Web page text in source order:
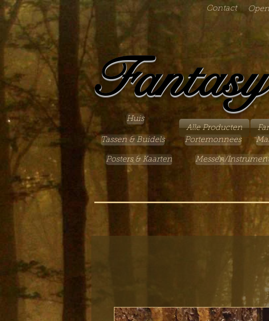
Contact
Huis
Alle Producten
Tassen & Buidels
Portemonnees
Posters & Kaarten Messen/